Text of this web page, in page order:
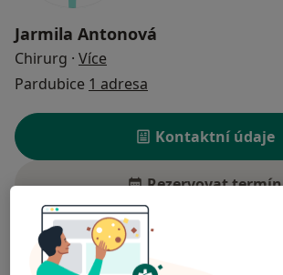
Jarmila Antonová
Chirurg · Více
Pardubice 1 adresa
Kontaktní údaje
Rezervovat termín
Ceník